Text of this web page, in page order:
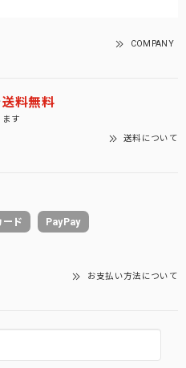
COMPANY
送料無料
す
送料について
ード PayPay
お支払い方法について